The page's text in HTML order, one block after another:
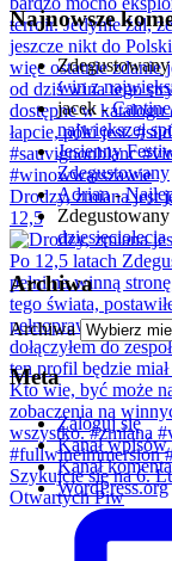
Drodzy, zmiana jest
12,5
Szykujcie się na 6.
Otwartych Piw
Najnowsze
Zdegustowany
win z
jacek-
największej
Jesienny
Zdegustowany
Adrian-
Zdegustowany
dziesięciolecia
Archiwa
Archiwa
Meta
Zaloguj się
Kanał wpisów
Kanał
WordPress.org